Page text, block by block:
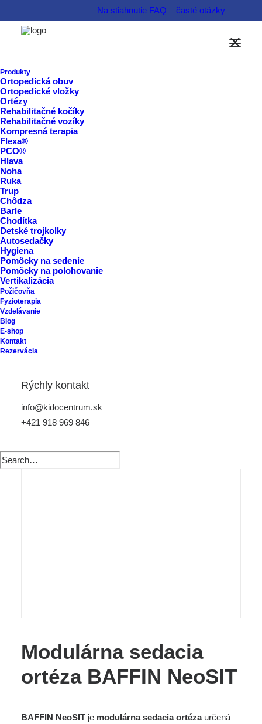
Na stiahnutie FAQ – časté otázky
Produkty
Ortopedická obuv
Ortopedické vložky
Ortézy
Rehabilitačné kočíky
Rehabilitačné vozíky
Kompresná terapia
Flexa®
PCO®
Hlava
Noha
Ruka
Trup
Chôdza
Barle
Chodítka
Detské trojkolky
Autosedačky
Hygiena
Pomôcky na sedenie
Pomôcky na polohovanie
Vertikalizácia
Požičovňa
Fyzioterapia
Vzdelávanie
Blog
E-shop
Kontakt
Rezervácia
Rýchly kontakt
info@kidocentrum.sk
+421 918 969 846
Modulárna sedacia
ortéza BAFFIN NeoSIT
BAFFIN NeoSIT je modulárna sedacia ortézaurčená